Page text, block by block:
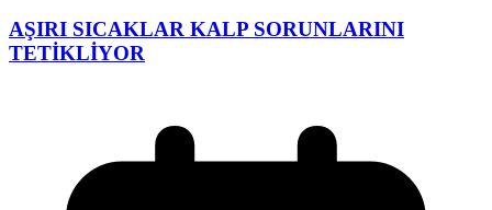
AŞIRI SICAKLAR KALP SORUNLARINI
TETİKLİYOR